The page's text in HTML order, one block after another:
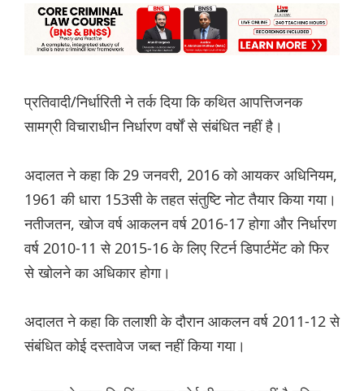
प्रतिवादी/निर्धारिती ने तर्क दिया कि कथित आपत्तिजनक
सामग्री विचाराधीन निर्धारण वर्षों से संबंधित नहीं है।
अदालत ने कहा कि 29 जनवरी, 2016 को आयकर अधिनियम,
1961 की धारा 153सी के तहत संतुष्टि नोट तैयार किया गया।
नतीजतन, खोज वर्ष आकलन वर्ष 2016-17 होगा और निर्धारण
वर्ष 2010-11 से 2015-16 के लिए रिटर्न डिपार्टमेंट को फिर
से खोलने का अधिकार होगा।
अदालत ने कहा कि तलाशी के दौरान आकलन वर्ष 2011-12 से
संबंधित कोई दस्तावेज जब्त नहीं किया गया।